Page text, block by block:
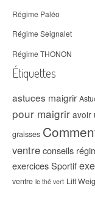
Régime Paléo
Régime Seignalet
Régime THONON
Étiquettes
astuces maigrir
pour maigrir avoir
graisses
ventreconseils
exercices Sportif
ventre le thé vert Lift